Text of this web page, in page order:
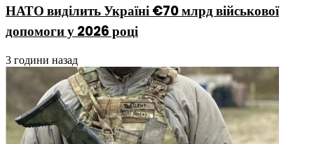
НАТО виділить Україні €70 млрд військової
допомоги у 2026 році
3 години назад